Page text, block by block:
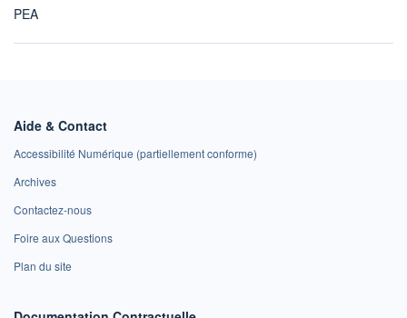
PEA
Aide & Contact
Accessibilité Numérique (partiellement conforme)
Archives
Contactez-nous
Foire aux Questions
Plan du site